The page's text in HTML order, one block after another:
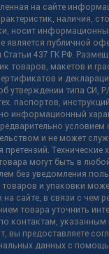
на сайте
наличия,
носит
является публичной
437 ГК РФ.
товаров, макетов и
и
утверждении типа СИ,
паспортов,
информационный
условием
и не может
претензий. Технические
могут быть в
без уведомления
и упаковки
сайте, в связи с чем
товара уточнить
контактам, указанным
вы предоставляете
данных с